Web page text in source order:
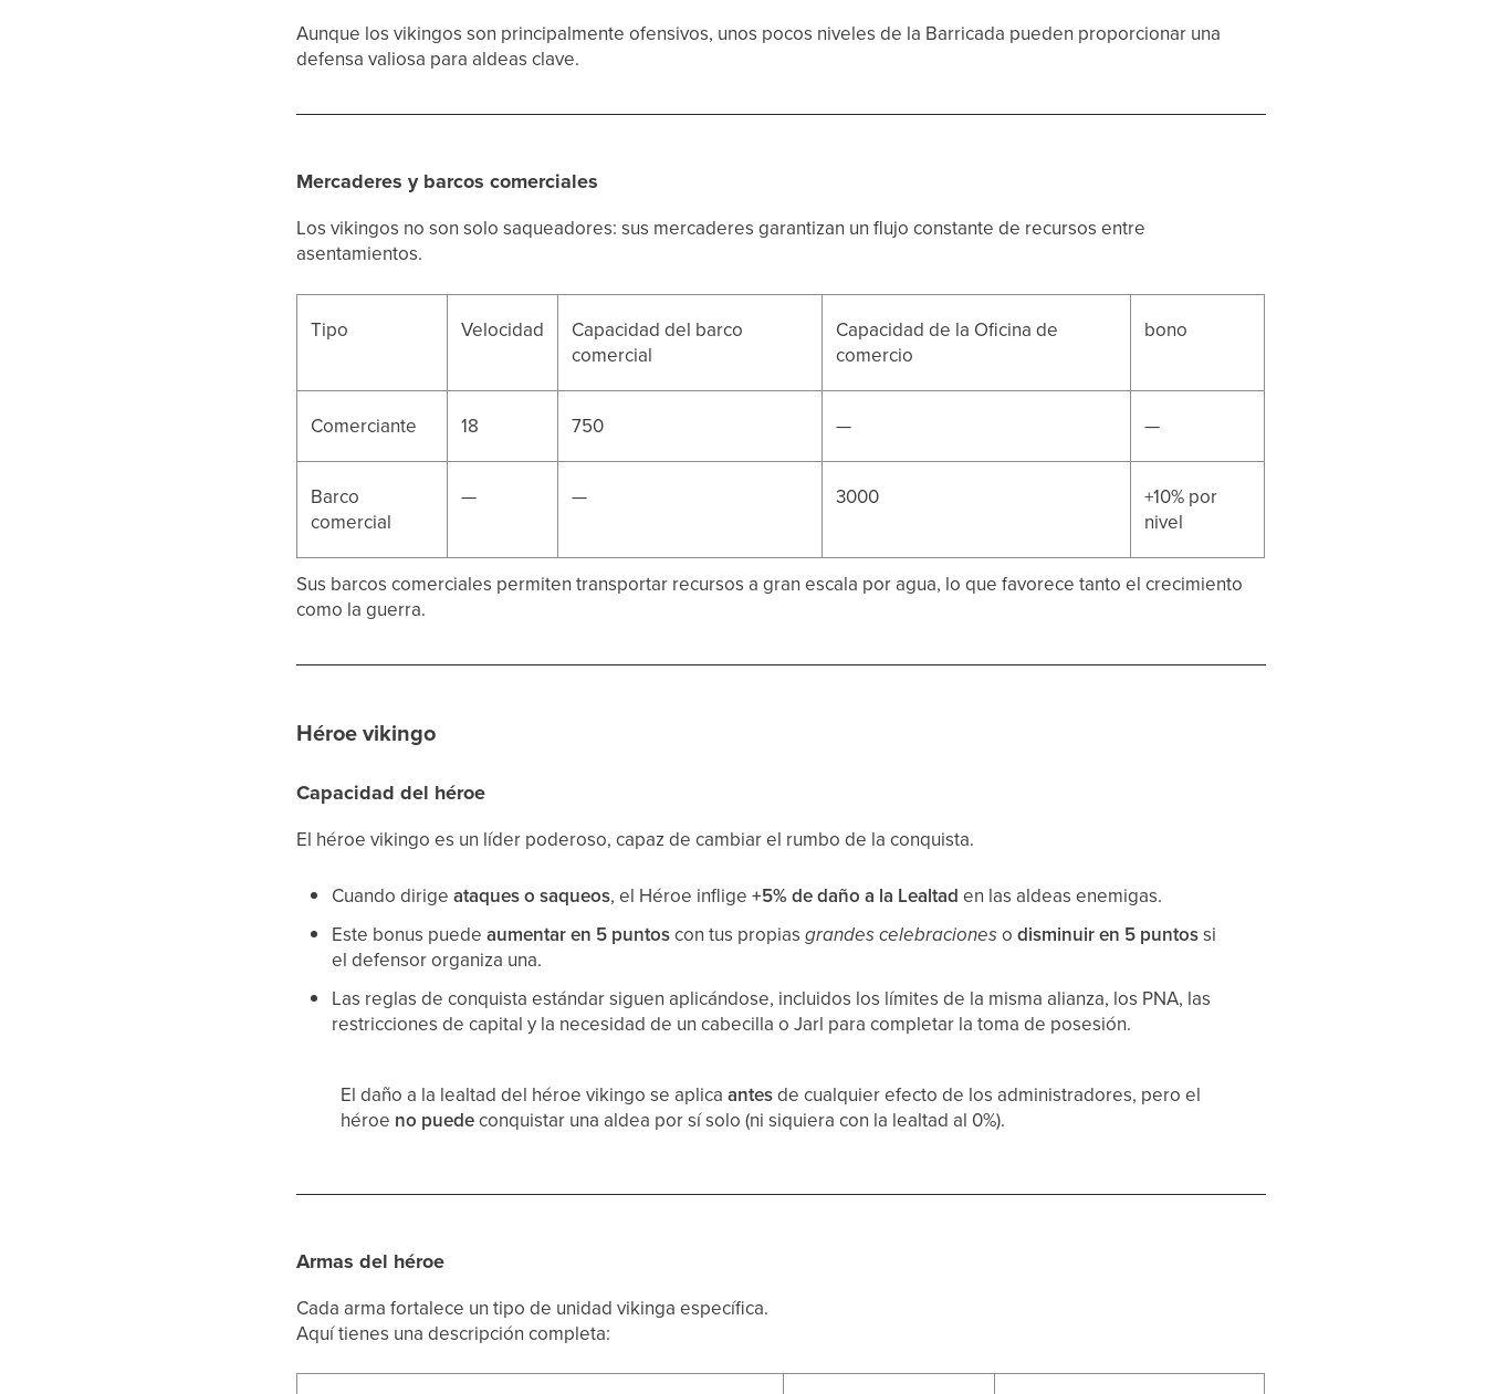
Aunque los vikingos son principalmente ofensivos, unos pocos niveles de la Barricada pueden proporcionar una
defensa valiosa para aldeas clave.
Mercaderes y barcos comerciales
Los vikingos no son solo saqueadores: sus mercaderes garantizan un flujo constante de recursos entre
asentamientos.
Tipo Velocidad
Capacidad del barco
comercial
Capacidad de la Oficina de
comercio
bono
Comerciante 18 750 — —
Barco
comercial
— — 3000
+10% por
nivel
Sus barcos comerciales permiten transportar recursos a gran escala por agua, lo que favorece tanto el crecimiento
como la guerra.
Héroe vikingo
Capacidad del héroe
El héroe vikingo es un líder poderoso, capaz de cambiar el rumbo de la conquista.
Cuando dirigeataques o saqueos, el Héroe inflige+5% de daño a la Lealtad en las aldeas enemigas.
Este bonus puedeaumentar en 5 puntoscon tus propiasgrandes celebracionesodisminuir en 5 puntossi
el defensor organiza una.
Las reglas de conquista estándar siguen aplicándose, incluidos los límites de la misma alianza, los PNA, las
restricciones de capital y la necesidad de un cabecilla o Jarl para completar la toma de posesión.
El daño a la lealtad del héroe vikingo se aplicaantesde cualquier efecto de los administradores, pero el
héroe no puedeconquistar una aldea por sí solo (ni siquiera con la lealtad al 0%).
Armas del héroe
Cada arma fortalece un tipo de unidad vikinga específica.
Aquí tienes una descripción completa: